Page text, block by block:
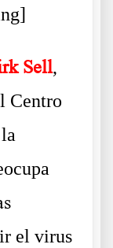
Sell,
Centro
el virus